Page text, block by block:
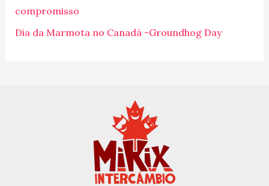
o
r
compromisso
Dia da Marmota no Canadá -Groundhog Day